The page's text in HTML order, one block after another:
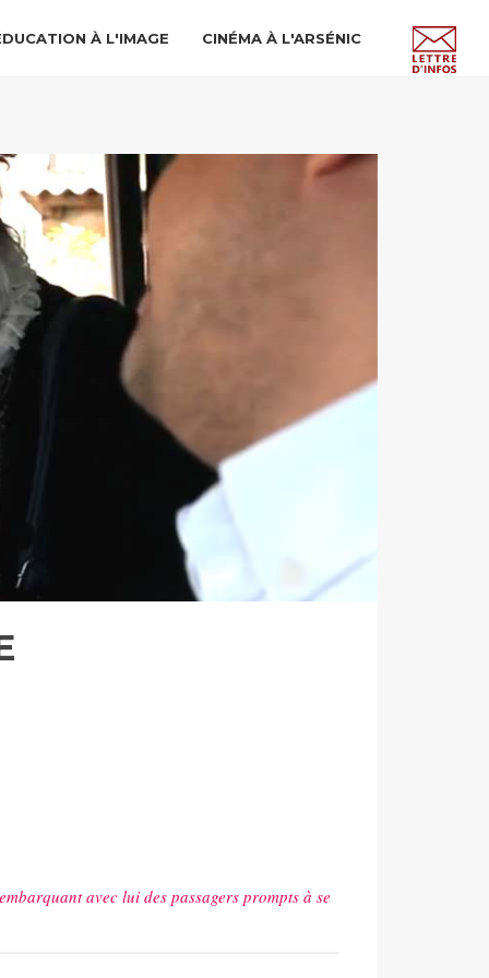
À L'IMAGE CINÉMA À L'ARSÉNIC
avec lui des passagers prompts à se